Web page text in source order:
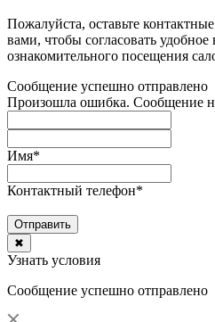
Пожалуйста, оставьте
вами, чтобы согласовать
ознакомительного посещения
Сообщение успешно отправлено
Произошла ошибка. Сообщение
Имя*
Контактный телефон*
Отправить
✖
Узнать условия
Сообщение успешно отправлено